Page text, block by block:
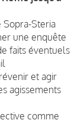
Steria
une enquête
faits éventuels
et agir
agissements
comme